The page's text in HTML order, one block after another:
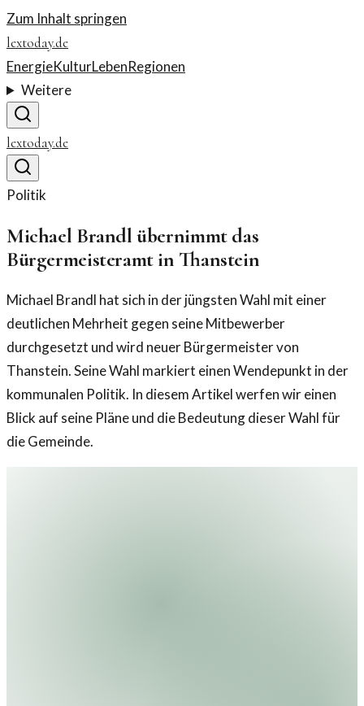
Zum Inhalt springen
lextoday.de
EnergieKulturLebenRegionen
Weitere
lextoday.de
Politik
Michael Brandl übernimmt das
Bürgermeisteramt in Thanstein
Michael Brandl hat sich in der jüngsten Wahl mit einer
deutlichen Mehrheit gegen seine Mitbewerber
durchgesetzt und wird neuer Bürgermeister von
Thanstein. Seine Wahl markiert einen Wendepunkt in der
kommunalen Politik. In diesem Artikel werfen wir einen
Blick auf seine Pläne und die Bedeutung dieser Wahl für
die Gemeinde.